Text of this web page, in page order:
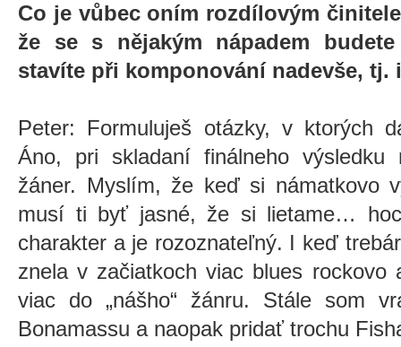
Co je vůbec oním rozdílovým
že se s nějakým nápadem
stavíte při komponování nadevše, tj.
Peter: Formuluješ otázky, v ktorých
Áno, pri skladaní finálneho výsledku
žáner. Myslím, že keď si námatkovo
musí ti byť jasné, že si lietame…
charakter a je rozoznateľný. I keď
znela v začiatkoch viac blues rockovo
viac do „nášho“ žánru. Stále som
Bonamassu a naopak pridať trochu